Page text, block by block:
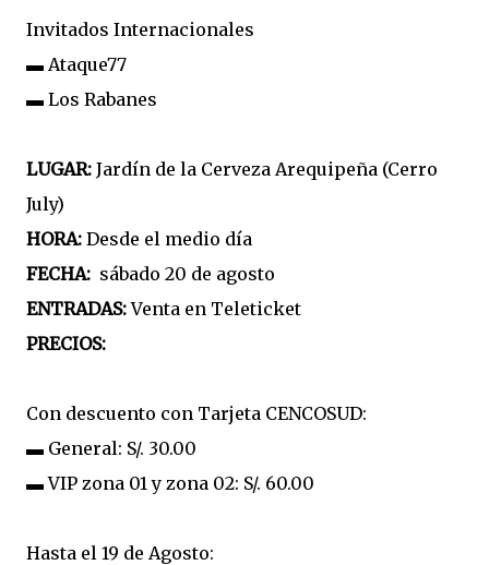
Invitados Internacionales
▬ Ataque77
▬ Los Rabanes
LUGAR: Jardín de la Cerveza Arequipeña (Cerro
July)
HORA: Desde el medio día
FECHA: sábado 20 de agosto
ENTRADAS:Venta en Teleticket
PRECIOS:
Con descuento con Tarjeta CENCOSUD:
▬ General: S/. 30.00
▬ VIP zona 01 y zona 02: S/. 60.00
Hasta el 19 de Agosto: